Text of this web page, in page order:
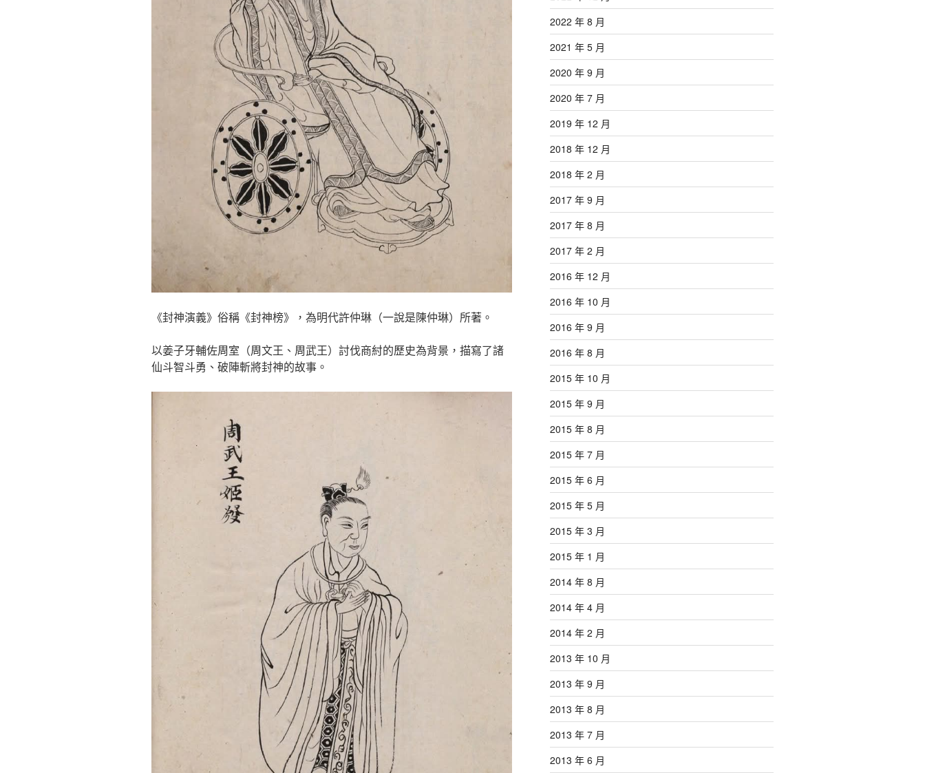
《封神演義》俗稱《封神榜》，為明代許仲琳（一說是陳仲琳）所著。
以姜子牙輔佐周室（周文王、周武王）討伐商紂的歷史為背景，描寫了諸
仙斗智斗勇、破陣斬將封神的故事。
2022 年 8 月
2021 年 5 月
2020 年 9 月
2020 年 7 月
2019 年 12 月
2018 年 12 月
2018 年 2 月
2017 年 9 月
2017 年 8 月
2017 年 2 月
2016 年 12 月
2016 年 10 月
2016 年 9 月
2016 年 8 月
2015 年 10 月
2015 年 9 月
2015 年 8 月
2015 年 7 月
2015 年 6 月
2015 年 5 月
2015 年 3 月
2015 年 1 月
2014 年 8 月
2014 年 4 月
2014 年 2 月
2013 年 10 月
2013 年 9 月
2013 年 8 月
2013 年 7 月
2013 年 6 月